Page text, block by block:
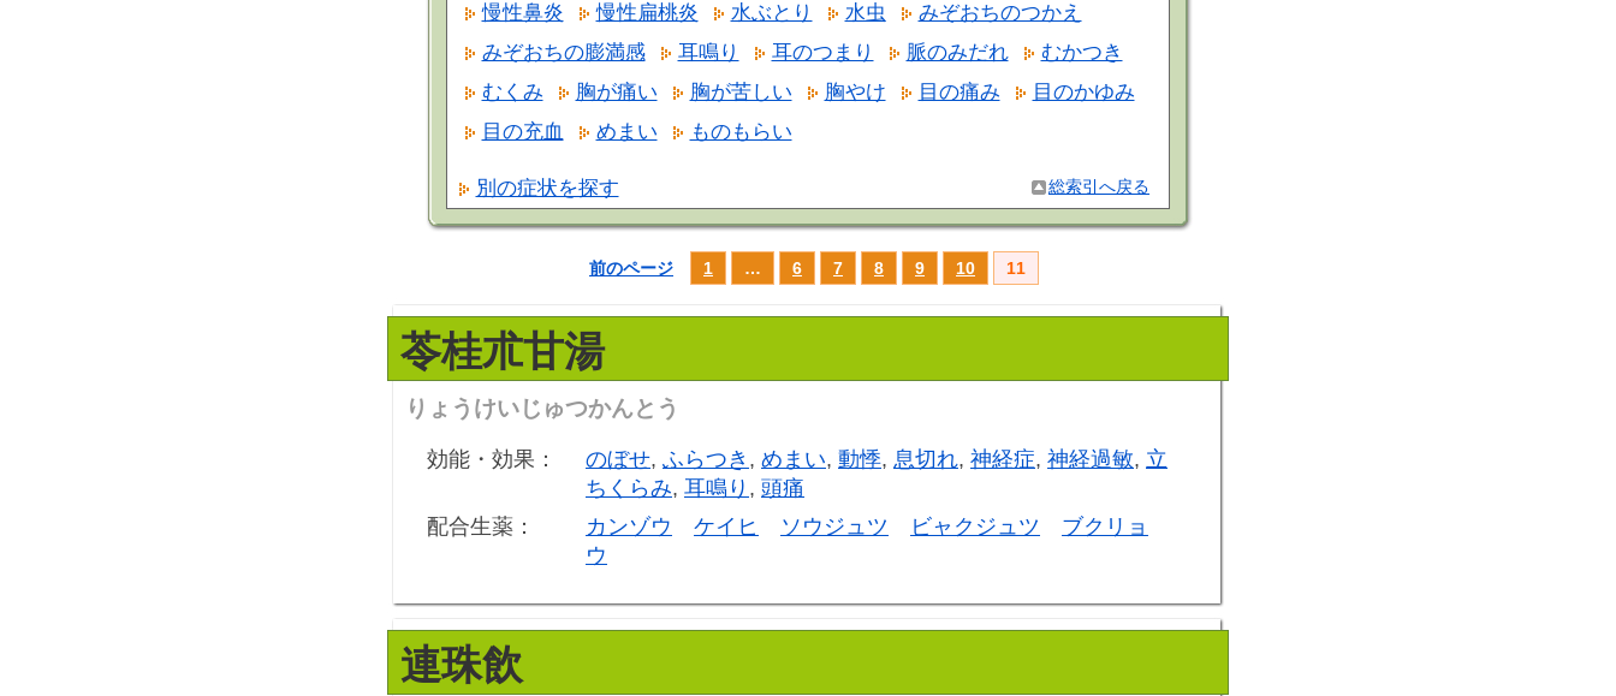
慢性鼻炎
慢性扁桃炎 水ぶとり 水虫
みぞおちのつかえ
みぞおちの膨満感
耳鳴り 耳のつまり 脈のみだれ
むかつき
むくみ
胸が痛い 胸が苦しい 胸やけ 目の痛み
目のかゆみ
目の充血
めまい ものもらい
別の症状を探す 総索引へ戻る
前のページ 1 … 6 7 8 9 10 11
苓桂朮甘湯
りょうけいじゅつかんとう
効能・効果： のぼせ, ふらつき , めまい, 動悸, 息切れ, 神経症, 神経過敏, 立
ちくらみ, 耳鳴り , 頭痛
配合生薬：
カンゾウ ケイヒ ソウジュツ ビャクジュツ
ブクリョ
ウ
連珠飲